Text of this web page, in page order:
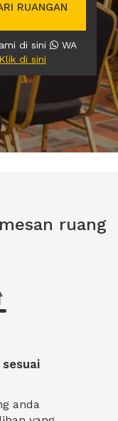
RUANGAN
di sini
WA
Klik di sini
ruang
sesuai
anda